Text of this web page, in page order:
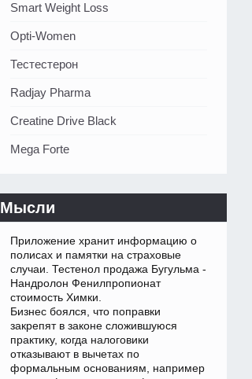
Smart Weight Loss
Opti-Women
Тестестерон
Radjay Pharma
Creatine Drive Black
Mega Forte
Мысли
Приложение хранит информацию о
полисах и памятки на страховые
случаи. Тестенол продажа Бугульма -
Нандролон Фенилпропионат
стоимость Химки.
Бизнес боялся, что поправки
закрепят в законе сложившуюся
практику, когда налоговики
отказывают в вычетах по
формальным основаниям, например